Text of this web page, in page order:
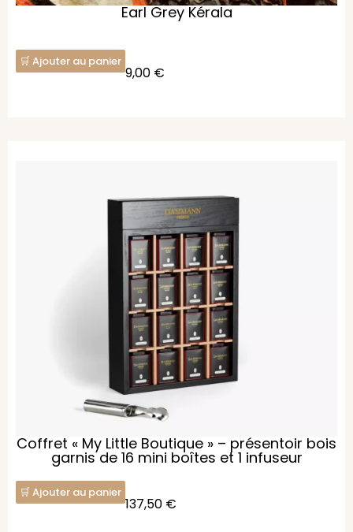
Earl Grey Kérala
Ajouter au panier
9,00 €
Coffret « My Little Boutique » – présentoir bois
garnis de 16 mini boîtes et 1 infuseur
Ajouter au panier
137,50 €